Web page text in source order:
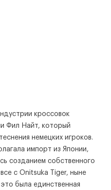
кроссовок
Фил Найт, который
немецких игроков.
импорт из Японии,
созданием собственного
с Onitsuka Tiger, ныне
была единственная